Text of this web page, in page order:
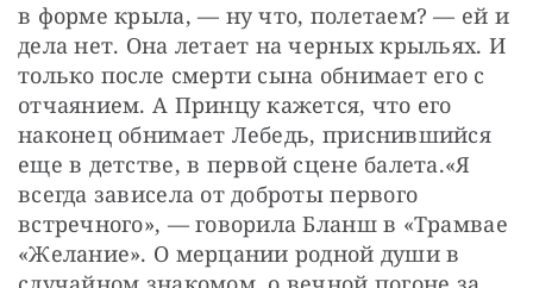
в форме крыла, — ну что, полетаем? — ей и
дела нет. Она летает на черных крыльях. И
только после смерти сына обнимает его с
отчаянием. А Принцу кажется, что его
наконец обнимает Лебедь, приснившийся
еще в детстве, в первой сцене балета.«Я
всегда зависела от доброты первого
встречного», — говорила Бланш в «Трамвае
«Желание». О мерцании родной души в